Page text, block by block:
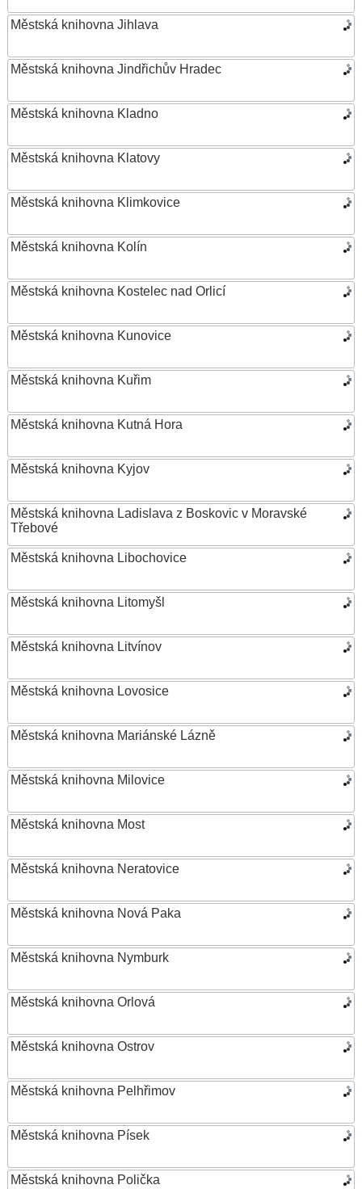
Městská knihovna Jihlava
Městská knihovna Jindřichův Hradec
Městská knihovna Kladno
Městská knihovna Klatovy
Městská knihovna Klimkovice
Městská knihovna Kolín
Městská knihovna Kostelec nad Orlicí
Městská knihovna Kunovice
Městská knihovna Kuřim
Městská knihovna Kutná Hora
Městská knihovna Kyjov
Městská knihovna Ladislava z Boskovic v Moravské
Třebové
Městská knihovna Libochovice
Městská knihovna Litomyšl
Městská knihovna Litvínov
Městská knihovna Lovosice
Městská knihovna Mariánské Lázně
Městská knihovna Milovice
Městská knihovna Most
Městská knihovna Neratovice
Městská knihovna Nová Paka
Městská knihovna Nymburk
Městská knihovna Orlová
Městská knihovna Ostrov
Městská knihovna Pelhřimov
Městská knihovna Písek
Městská knihovna Polička